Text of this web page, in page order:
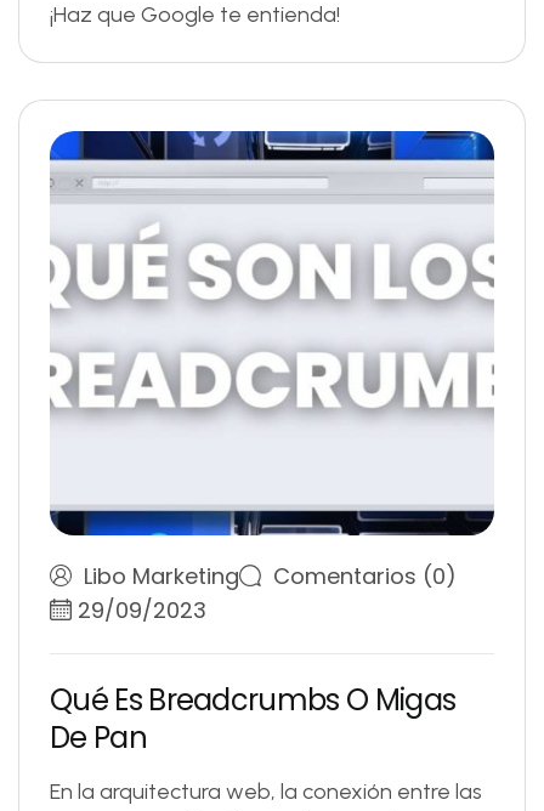
¡Haz que Google te entienda!
Libo Marketing
Comentarios (0)
29/09/2023
Qué Es Breadcrumbs O Migas
De Pan
En la arquitectura web, la conexión entre las